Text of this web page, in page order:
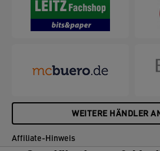
WEITERE HÄNDLER
Affiliate-Hinweis